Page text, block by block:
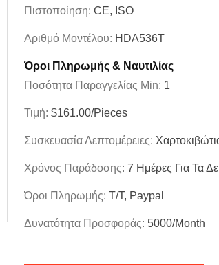
Πιστοποίηση: CE, ISO
Αριθμό Μοντέλου: HDA536T
Όροι Πληρωμής & Ναυτιλίας
Ποσότητα Παραγγελίας Min: 1
Τιμή: $161.00/Pieces
Συσκευασία Λεπτομέρειες:
Χρόνος Παράδοσης: 7 Ημέρες Για Τα
Όροι Πληρωμής: T/T, Paypal
Δυνατότητα Προσφοράς: 5000/month